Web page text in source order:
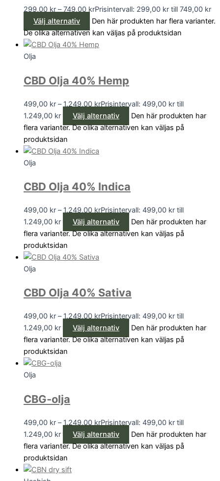
299,00 kr – 749,00 krPrisintervall: 299,00 kr till 749,00 kr
Välj alternativ
Den här produkten har flera varianter.
De olika alternativen kan väljas på produktsidan
Olja
CBD Olja 40% Hemp
499,00 kr – 1.249,00 krPrisintervall: 499,00 kr till
1.249,00 kr
Välj alternativ
Den här produkten har
flera varianter. De olika alternativen kan väljas på
produktsidan
Olja
CBD Olja 40% Indica
499,00 kr – 1.249,00 krPrisintervall: 499,00 kr till
1.249,00 kr
Välj alternativ
Den här produkten har
flera varianter. De olika alternativen kan väljas på
produktsidan
Olja
CBD Olja 40% Sativa
499,00 kr – 1.249,00 krPrisintervall: 499,00 kr till
1.249,00 kr
Välj alternativ
Den här produkten har
flera varianter. De olika alternativen kan väljas på
produktsidan
Olja
CBG-olja
499,00 kr – 1.249,00 krPrisintervall: 499,00 kr till
1.249,00 kr
Välj alternativ
Den här produkten har
flera varianter. De olika alternativen kan väljas på
produktsidan